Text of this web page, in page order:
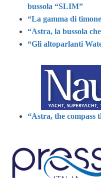
bussola “SLIM”
“La gamma di
“Astra, la bussola
“Gli altoparlanti
“Astra, the compass